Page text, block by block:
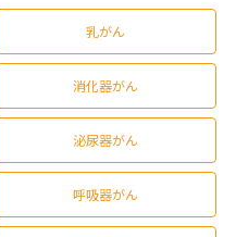
乳がん
消化器がん
泌尿器がん
呼吸器がん